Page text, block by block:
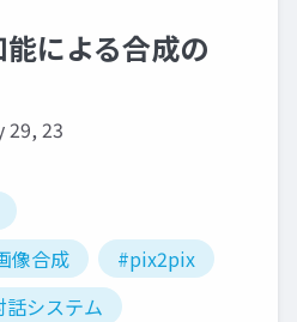
による合成の
29, 23
像合成
#pix2pix
話システム